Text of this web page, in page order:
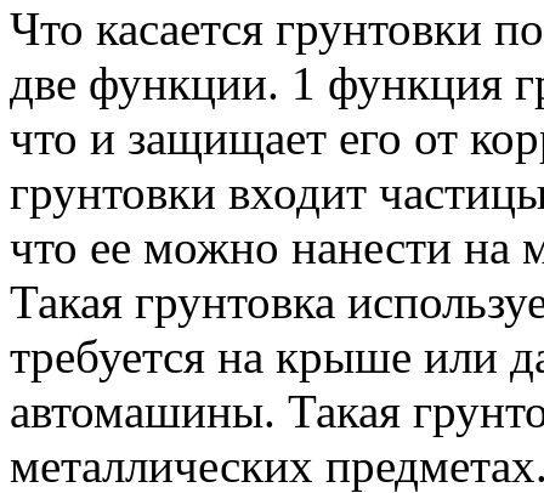
Что касается грунтовки
две функции. 1 функция
что и защищает его от
грунтовки входит
что ее можно нанести на
Такая грунтовка
требуется на крыше или
автомашины. Такая
металлических